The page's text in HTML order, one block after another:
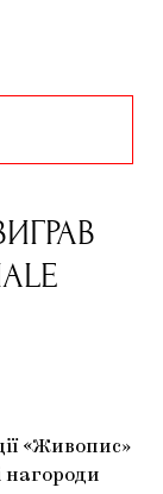
«Живопис»
нагороди